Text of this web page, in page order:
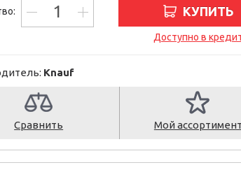
КУПИТЬ
Доступно в
Knauf
Сравнить Мой ассортимент